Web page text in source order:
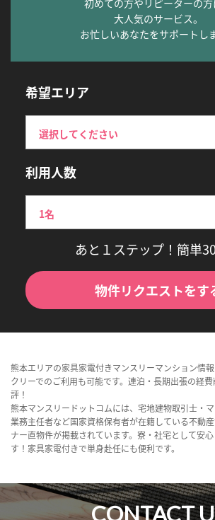
大人気のサービス。
お忙しいあなたをサポートし
希望エリア
利用人数
あと１ステップ！簡単
物件リクエストをす
熊本エリアの家具家電付きマンスリーマンション情
クリーでのご利用も可能です。連泊・長期出張の経
評！
熊本マンスリードットコムには、宅地建物取引士・
業務主任者など国家資格保有者が在籍している不動
ナー直物件が掲載されています。寮・社宅として安
す！家具家電付きで単身赴任にも便利です。
CONTACT